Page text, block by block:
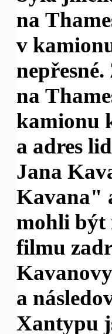
na
v
na
kamionu
a adres
Jana
Kavana"
mohli být
filmu
a
Xantypu